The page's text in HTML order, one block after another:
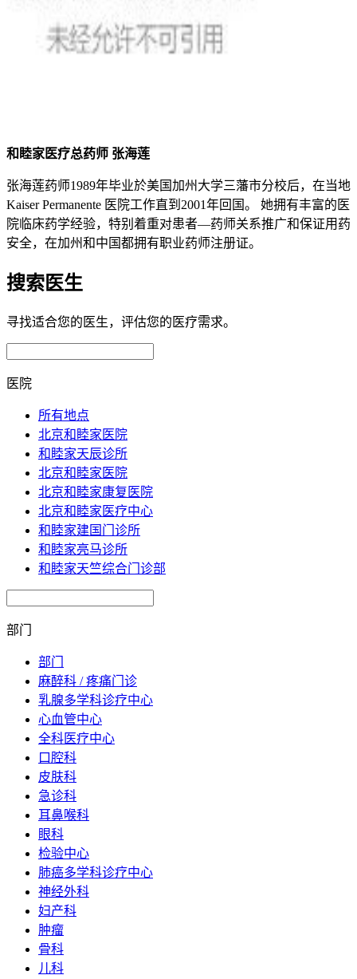
和睦家医疗总药师 张海莲
张海莲药师1989年毕业於美国加州大学三藩市分校后，在当地
Kaiser Permanente 医院工作直到2001年回国。 她拥有丰富的医
院临床药学经验，特别着重对患者—药师关系推广和保证用药
安全，在加州和中国都拥有职业药师注册证。
搜索医生
寻找适合您的医生，评估您的医疗需求。
医院
所有地点
北京和睦家医院
和睦家天辰诊所
北京和睦家医院
北京和睦家康复医院
北京和睦家医疗中心
和睦家建国门诊所
和睦家亮马诊所
和睦家天竺综合门诊部
部门
部门
麻醉科 / 疼痛门诊
乳腺多学科诊疗中心
心血管中心
全科医疗中心
口腔科
皮肤科
急诊科
耳鼻喉科
眼科
检验中心
肺癌多学科诊疗中心
神经外科
妇产科
肿瘤
骨科
儿科